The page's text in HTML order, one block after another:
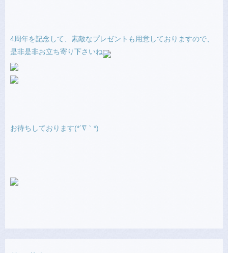
4周年を記念して、素敵なプレゼントも用意しておりますので、
是非是非お立ち寄り下さいね
お待ちしております(*´∇｀*)